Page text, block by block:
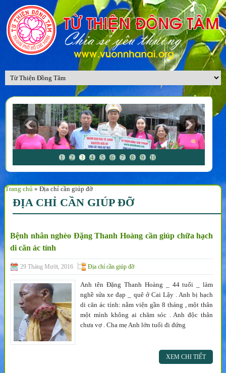
1 2 3 4 5 6 7 8 9 10
Trang chủ » Địa chỉ cần giúp đỡ
ĐỊA CHỈ CẦN GIÚP ĐỠ
Bệnh nhân nghèo Đặng Thanh Hoàng cần giúp chữa hạch
di căn ác tính
29 Tháng Mười, 2016 Địa chỉ cần giúp đỡ
Anh tên Đặng Thanh Hoàng _ 44 tuổi _ làm
nghề sửa xe đạp _ quê ở Cai Lậy . Anh bị hạch
di căn ác tính: nằm viện gần 8 tháng , một thân
một mình không ai chăm sóc . Anh độc thân
chưa vợ . Cha mẹ Anh lớn tuổi đi đứng
XEM CHI TIẾT